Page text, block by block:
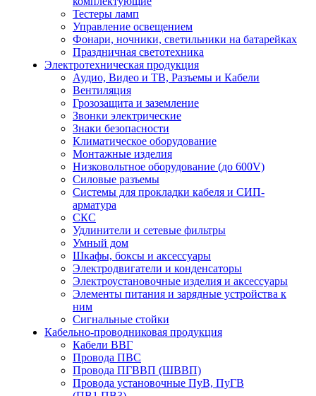
Тестеры ламп
Управление освещением
Фонари, ночники, светильники на батарейках
Праздничная светотехника
Электротехническая продукция
Аудио, Видео и ТВ, Разъемы и Кабели
Вентиляция
Грозозащита и заземление
Звонки электрические
Знаки безопасности
Климатическое оборудование
Монтажные изделия
Низковольтное оборудование (до 600V)
Силовые разъемы
Системы для прокладки кабеля и СИП-
арматура
СКС
Удлинители и сетевые фильтры
Умный дом
Шкафы, боксы и аксессуары
Электродвигатели и конденсаторы
Электроустановочные изделия и аксессуары
Элементы питания и зарядные устройства к
ним
Сигнальные стойки
Кабельно-проводниковая продукция
Кабели ВВГ
Провода ПВС
Провода ПГВВП (ШВВП)
Провода установочные ПуВ, ПуГВ